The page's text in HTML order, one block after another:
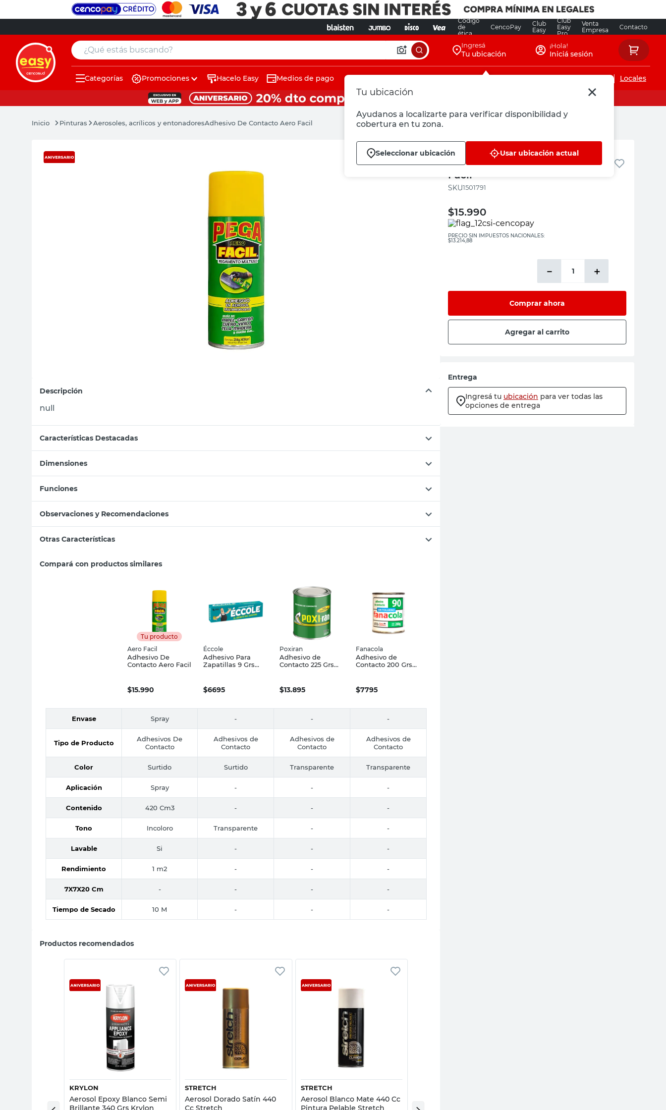
Código
de
ética
CencoPay
Club
Easy
Club
Easy
Pro
Venta
Empresa
Contacto
¿Qué estás buscando? Ingresá
Tu ubicación
Tu ubicación
Ayudanos a localizarte para verificar disponibilidad y
cobertura en tu zona.
Seleccionar ubicación Usar ubicación actual
¡Hola!
Iniciá sesión
Categorías Promociones Hacelo Easy Medios de pago Servicios de instalaciones Locales
Pinturas Aerosoles, acrílicos y entonadoresAdhesivo De Contacto Aero Facil
Descripción
null
Características Destacadas
Dimensiones
Funciones
Observaciones y Recomendaciones
Otras Características
Compará con productos similares
Tu producto
Aero Facil
Adhesivo De
Contacto Aero Facil
$15.990
Éccole
Adhesivo Para
Zapatillas 9 Grs
$6695
Poxiran
Adhesivo de
Contacto 225 Grs
$13.895
Fanacola
Adhesivo de
Contacto 200 Grs
$7795
Envase Spray - - -
Tipo de Producto
Adhesivos De
Contacto
Adhesivos de
Contacto
Adhesivos de
Contacto
Adhesivos de
Contacto
Color Surtido Surtido Transparente Transparente
Aplicación Spray - - -
Contenido 420 Cm3 - - -
Tono Incoloro Transparente - -
Lavable Si - - -
Rendimiento 1 m2 - - -
7X7X20 Cm - - - -
Tiempo de Secado 10 M - - -
Productos recomendados
Vista rápida
KRYLON
Aerosol Epoxy Blanco Semi
Brillante 340 Grs Krylon
Vista rápida
STRETCH
Aerosol Dorado Satín 440
Cc Stretch
Vista rápida
STRETCH
Aerosol Blanco Mate 440 Cc
Pintura Pelable Stretch
Blanco Mate 420 Cm3
Aero Facil
Adhesivo De Contacto Aero
Facil
:1501791
$15.990
PRECIO SIN IMPUESTOS NACIONALES:
$13.214,88
＋
－
Comprar ahora
Agregar al carrito
Entrega
Ingresá tu ubicación para ver todas las
opciones de entrega
muebles